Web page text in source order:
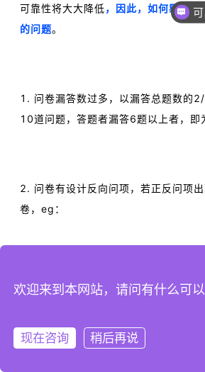
可靠性将大大降低，因此，如何剔除无
的问题。
1. 问卷漏答数过多，以漏答总题数的
10道问题，答题者漏答6题以上者，即
2. 问卷有设计反向问项，若正反问项
卷， eg：
注册
欢迎来到本网站，请问有什么可以
现在咨询 稍后再说